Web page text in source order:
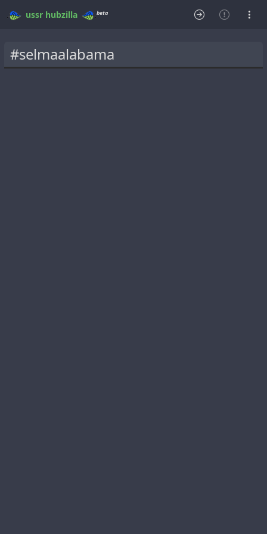
ussr hubzilla beta
#selmaalabama